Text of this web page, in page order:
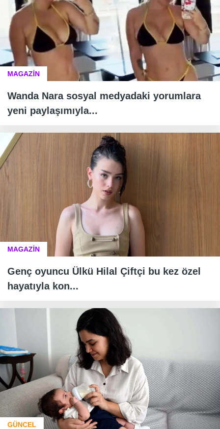
MAGAZİN
Wanda Nara sosyal medyadaki yorumlara
yeni paylaşımıyla...
MAGAZİN
Genç oyuncu Ülkü Hilal Çiftçi bu kez özel
hayatıyla kon...
GÜNCEL